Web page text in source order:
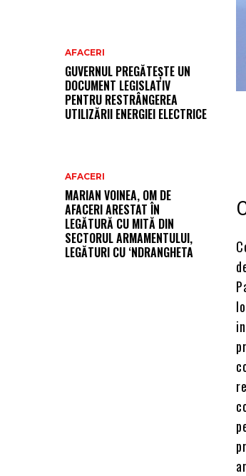
AFACERI
GUVERNUL PREGĂTEȘTE UN
DOCUMENT LEGISLATIV
PENTRU RESTRÂNGEREA
UTILIZĂRII ENERGIEI ELECTRICE
AFACERI
MARIAN VOINEA, OM DE
AFACERI ARESTAT ÎN
LEGĂTURĂ CU MITĂ DIN
SECTORUL ARMAMENTULUI,
LEGĂTURI CU ‘NDRANGHETA